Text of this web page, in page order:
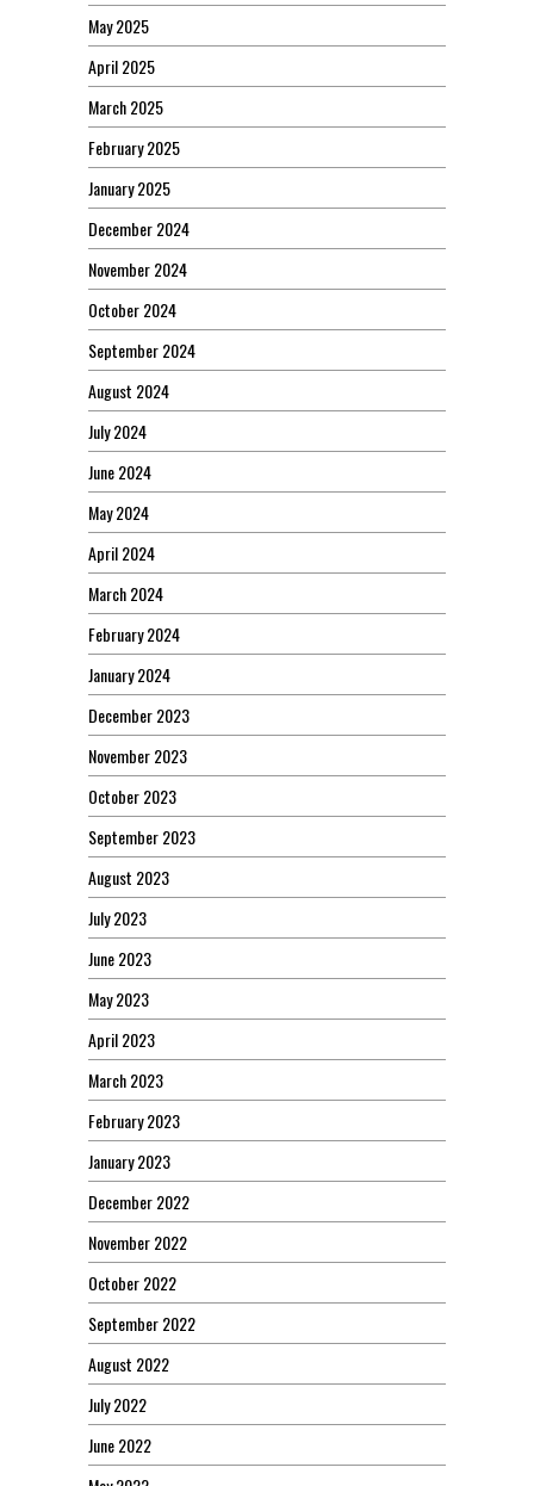
May 2025
April 2025
March 2025
February 2025
January 2025
December 2024
November 2024
October 2024
September 2024
August 2024
July 2024
June 2024
May 2024
April 2024
March 2024
February 2024
January 2024
December 2023
November 2023
October 2023
September 2023
August 2023
July 2023
June 2023
May 2023
April 2023
March 2023
February 2023
January 2023
December 2022
November 2022
October 2022
September 2022
August 2022
July 2022
June 2022